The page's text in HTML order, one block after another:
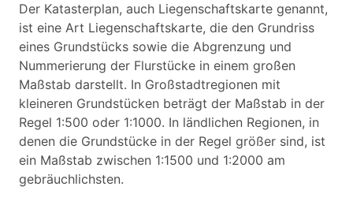
Der Katasterplan, auch Liegenschaftskarte genannt,
ist eine Art Liegenschaftskarte, die den Grundriss
eines Grundstücks sowie die Abgrenzung und
Nummerierung der Flurstücke in einem großen
Maßstab darstellt. In Großstadtregionen mit
kleineren Grundstücken beträgt der Maßstab in der
Regel 1:500 oder 1:1000. In ländlichen Regionen, in
denen die Grundstücke in der Regel größer sind, ist
ein Maßstab zwischen 1:1500 und 1:2000 am
gebräuchlichsten.